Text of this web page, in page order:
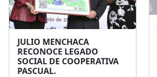
JULIO MENCHACA
RECONOCE LEGADO
SOCIAL DE COOPERATIVA
PASCUAL.